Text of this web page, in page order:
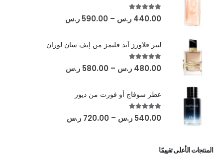
5.00
out of 5
440.00 ر.س –
590.00 ر.س
ليبر فلاورز آند فليمز من إيف سان لوران
5.00
out of 5
480.00 ر.س –
580.00 ر.س
عطر سوفاج أو فورت من ديور
5.00
out of 5
540.00 ر.س –
720.00 ر.س
المنتجات الأعلى تقييمًا